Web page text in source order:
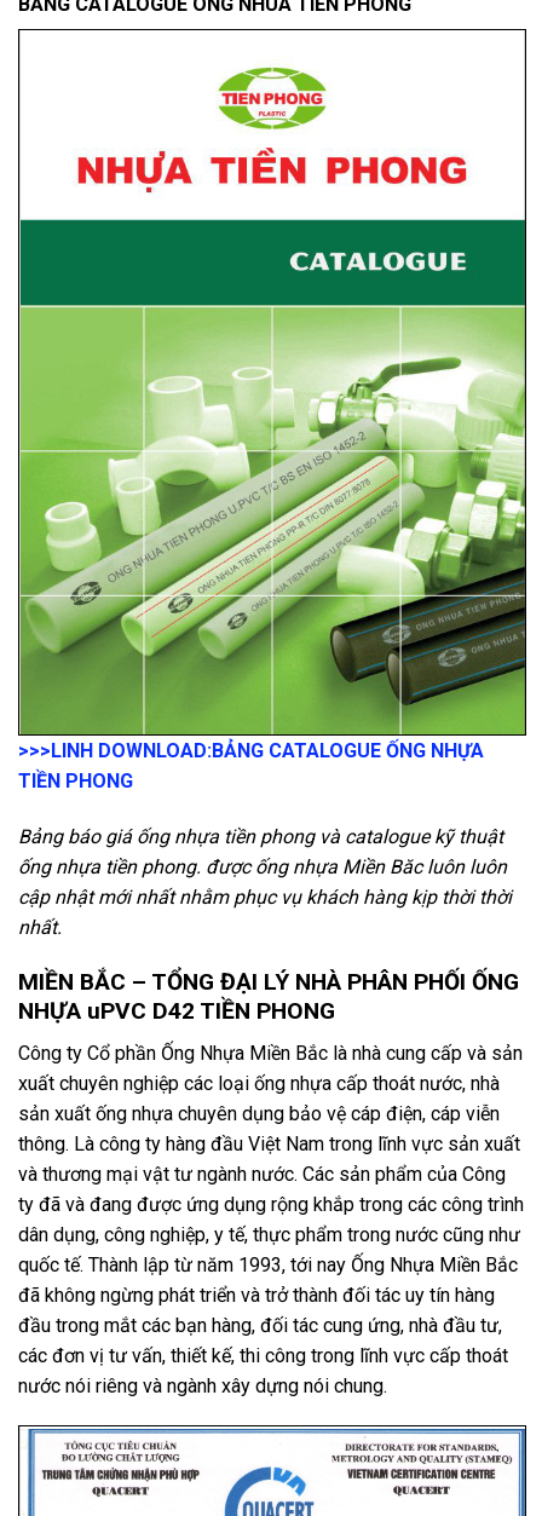
>>>LINH DOWNLOAD:BẢNG CATALOGUE ỐNG NHỰA
TIỀN PHONG
Bảng báo giá ống nhựa tiền phong và catalogue kỹ thuật
ống nhựa tiền phong. được ống nhựa Miền Băc luôn luôn
cập nhật mới nhất nhằm phục vụ khách hàng kịp thời thời
nhất.
MIỀN BẮC – TỔNG ĐẠI LÝ NHÀ PHÂN PHỐI ỐNG
NHỰA uPVC D42 TIỀN PHONG
Công ty Cổ phần Ống Nhựa Miền Bắc là nhà cung cấp và sản
xuất chuyên nghiệp các loại ống nhựa cấp thoát nước, nhà
sản xuất ống nhựa chuyên dụng bảo vệ cáp điện, cáp viễn
thông. Là công ty hàng đầu Việt Nam trong lĩnh vực sản xuất
và thương mại vật tư ngành nước. Các sản phẩm của Công
ty đã và đang được ứng dụng rộng khắp trong các công trình
dân dụng, công nghiệp, y tế, thực phẩm trong nước cũng như
quốc tế. Thành lập từ năm 1993, tới nay Ống Nhựa Miền Bắc
đã không ngừng phát triển và trở thành đối tác uy tín hàng
đầu trong mắt các bạn hàng, đối tác cung ứng, nhà đầu tư,
các đơn vị tư vấn, thiết kế, thi công trong lĩnh vực cấp thoát
nước nói riêng và ngành xây dựng nói chung.